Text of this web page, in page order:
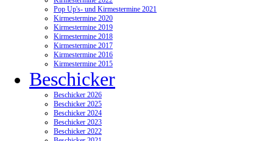
Pop Up's- und Kirmestermine 2021
Kirmestermine 2020
Kirmestermine 2019
Kirmestermine 2018
Kirmestermine 2017
Kirmestermine 2016
Kirmestermine 2015
Beschicker
Beschicker 2026
Beschicker 2025
Beschicker 2024
Beschicker 2023
Beschicker 2022